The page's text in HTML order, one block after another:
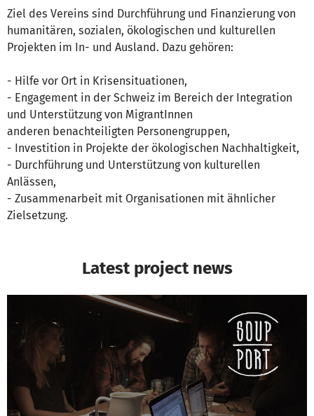
Ziel des Vereins sind Durchführung und Finanzierung von
humanitären, sozialen, ökologischen und kulturellen
Projekten im In- und Ausland. Dazu gehören:
- Hilfe vor Ort in Krisensituationen,
- Engagement in der Schweiz im Bereich der Integration
und Unterstützung von MigrantInnen
anderen benachteiligten Personengruppen,
- Investition in Projekte der ökologischen Nachhaltigkeit,
- Durchführung und Unterstützung von kulturellen
Anlässen,
- Zusammenarbeit mit Organisationen mit ähnlicher
Zielsetzung.
Latest project news